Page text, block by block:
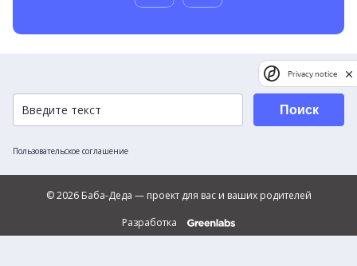
Пользовательское соглашение
Поиск
© 2026 Баба-Деда — проект для вас и ваших родителей
Разработка
Privacy notice